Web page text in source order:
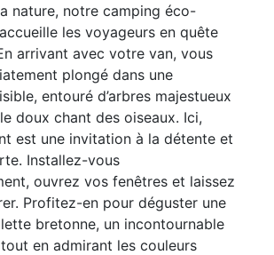
nature, notre camping éco-
les voyageurs en quête
arrivant avec votre van, vous
plongé dans une
entouré d’arbres majestueux
doux chant des oiseaux. Ici,
est une invitation à la détente et
Installez-vous
ouvrez vos fenêtres et laissez
Profitez-en pour déguster une
bretonne, un incontournable
en admirant les couleurs